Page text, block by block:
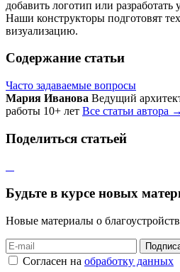
добавить логотип или
Наши конструкторы подготовят
визуализацию.
Содержание статьи
Часто задаваемые вопросы
Мария Иванова Ведущий
работы 10+ лет Все статьи автора →
Поделиться статьей
Будьте в курсе новых
Новые материалы о
Согласен на обработку данных